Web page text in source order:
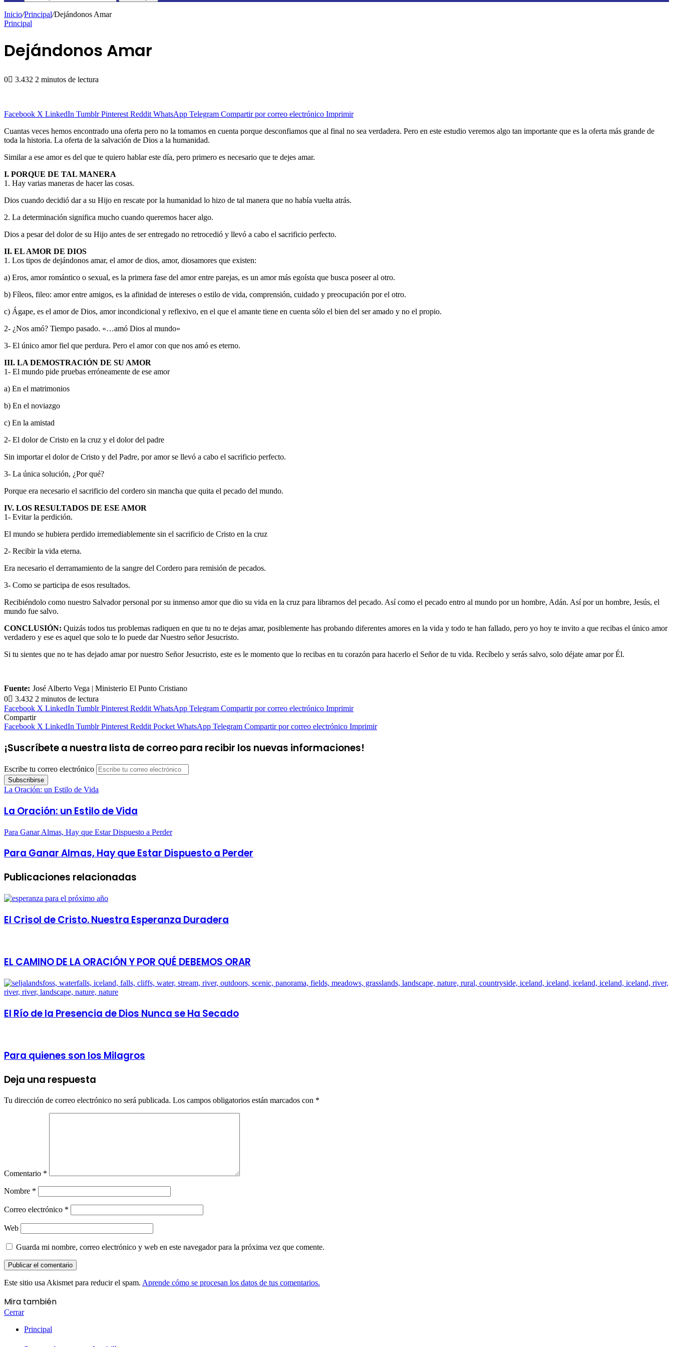
Inicio/Principal/Dejándonos Amar
Principal
Dejándonos Amar
0 3.432 2 minutos de lectura
Facebook X LinkedIn Tumblr Pinterest Reddit WhatsApp Telegram Compartir por correo electrónico Imprimir
Cuantas veces hemos encontrado una oferta pero no la tomamos en cuenta porque desconfiamos que al final no sea verdadera. Pero en este estudio veremos algo tan importante que es la oferta más grande de
toda la historia. La oferta de la salvación de Dios a la humanidad.
Similar a ese amor es del que te quiero hablar este día, pero primero es necesario que te dejes amar.
I. PORQUE DE TAL MANERA
1. Hay varias maneras de hacer las cosas.
Dios cuando decidió dar a su Hijo en rescate por la humanidad lo hizo de tal manera que no había vuelta atrás.
2. La determinación significa mucho cuando queremos hacer algo.
Dios a pesar del dolor de su Hijo antes de ser entregado no retrocedió y llevó a cabo el sacrificio perfecto.
II. EL AMOR DE DIOS
1. Los tipos de dejándonos amar, el amor de dios, amor, diosamores que existen:
a) Eros, amor romántico o sexual, es la primera fase del amor entre parejas, es un amor más egoísta que busca poseer al otro.
b) Fíleos, fileo: amor entre amigos, es la afinidad de intereses o estilo de vida, comprensión, cuidado y preocupación por el otro.
c) Ágape, es el amor de Dios, amor incondicional y reflexivo, en el que el amante tiene en cuenta sólo el bien del ser amado y no el propio.
2- ¿Nos amó? Tiempo pasado. «…amó Dios al mundo»
3- El único amor fiel que perdura. Pero el amor con que nos amó es eterno.
III. LA DEMOSTRACIÓN DE SU AMOR
1- El mundo pide pruebas erróneamente de ese amor
a) En el matrimonios
b) En el noviazgo
c) En la amistad
2- El dolor de Cristo en la cruz y el dolor del padre
Sin importar el dolor de Cristo y del Padre, por amor se llevó a cabo el sacrificio perfecto.
3- La única solución, ¿Por qué?
Porque era necesario el sacrificio del cordero sin mancha que quita el pecado del mundo.
IV. LOS RESULTADOS DE ESE AMOR
1- Evitar la perdición.
El mundo se hubiera perdido irremediablemente sin el sacrificio de Cristo en la cruz
2- Recibir la vida eterna.
Era necesario el derramamiento de la sangre del Cordero para remisión de pecados.
3- Como se participa de esos resultados.
Recibiéndolo como nuestro Salvador personal por su inmenso amor que dio su vida en la cruz para librarnos del pecado. Así como el pecado entro al mundo por un hombre, Adán. Así por un hombre, Jesús, el
mundo fue salvo.
CONCLUSIÓN: Quizás todos tus problemas radiquen en que tu no te dejas amar, posiblemente has probando diferentes amores en la vida y todo te han fallado, pero yo hoy te invito a que recibas el único amor
verdadero y ese es aquel que solo te lo puede dar Nuestro señor Jesucristo.
Si tu sientes que no te has dejado amar por nuestro Señor Jesucristo, este es le momento que lo recibas en tu corazón para hacerlo el Señor de tu vida. Recíbelo y serás salvo, solo déjate amar por Él.
Fuente: José Alberto Vega | Ministerio El Punto Cristiano
0
3.432 2 minutos de lectura
Facebook X LinkedIn Tumblr Pinterest Reddit WhatsApp Telegram Compartir por correo electrónico Imprimir
Compartir
Facebook X LinkedIn Tumblr Pinterest Reddit Pocket WhatsApp Telegram Compartir por correo electrónico Imprimir
¡Suscríbete a nuestra lista de correo para recibir los nuevas informaciones!
Escribe tu correo electrónico
La Oración: un Estilo de Vida
La Oración: un Estilo de Vida
Para Ganar Almas, Hay que Estar Dispuesto a Perder
Para Ganar Almas, Hay que Estar Dispuesto a Perder
Publicaciones relacionadas
El Crisol de Cristo. Nuestra Esperanza Duradera
EL CAMINO DE LA ORACIÓN Y POR QUÉ DEBEMOS ORAR
El Río de la Presencia de Dios Nunca se Ha Secado
Para quienes son los Milagros
Deja una respuesta
Tu dirección de correo electrónico no será publicada. Los campos obligatorios están marcados con *
Comentario *
Nombre *
Correo electrónico *
Web
Guarda mi nombre, correo electrónico y web en este navegador para la próxima vez que comente.
Este sitio usa Akismet para reducir el spam. Aprende cómo se procesan los datos de tus comentarios.
Mira también
Cerrar
Principal